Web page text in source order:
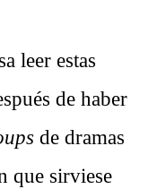
leer estas
de haber
de dramas
que sirviese